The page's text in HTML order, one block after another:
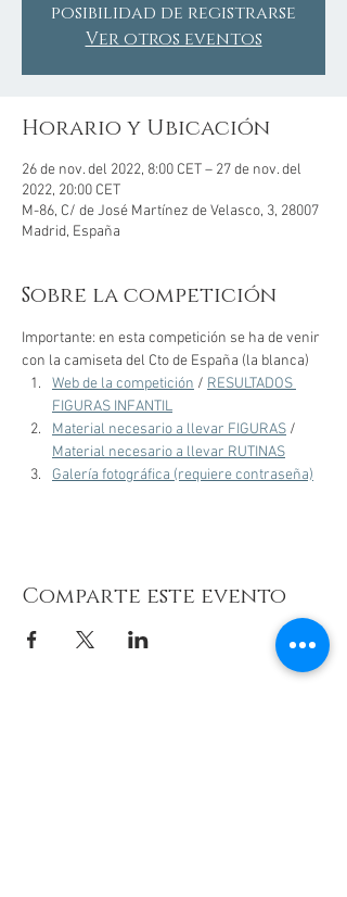
posibilidad de registrarse
Ver otros eventos
Horario y Ubicación
26 de nov. del 2022, 8:00 CET – 27 de nov. del
2022, 20:00 CET
M-86, C/ de José Martínez de Velasco, 3, 28007
Madrid, España
Sobre la competición
Importante: en esta competición se ha de venir
con la camiseta del Cto de España (la blanca)
Web de la competición / RESULTADOS
FIGURAS INFANTIL
Material necesario a llevar FIGURAS /
Material necesario a llevar RUTINAS
Galería fotográfica (requiere contraseña)
Comparte este evento